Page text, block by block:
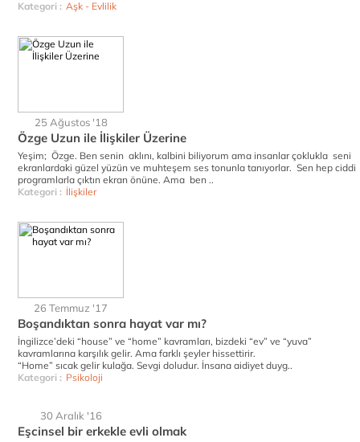
Kategori : Aşk - Evlilik
25 Ağustos '18
Özge Uzun ile İlişkiler Üzerine
Yeşim; Özge. Ben senin aklını, kalbini biliyorum ama insanlar çoklukla seni
ekranlardaki güzel yüzün ve muhteşem ses tonunla tanıyorlar. Sen hep ciddi
programlarla çıktın ekran önüne. Ama ben ..
Kategori : İlişkiler
26 Temmuz '17
Boşandıktan sonra hayat var mı?
İngilizce’deki “house” ve “home” kavramları, bizdeki “ev” ve “yuva”
kavramlarına karşılık gelir. Ama farklı şeyler hissettirir.
“Home” sıcak gelir kulağa. Sevgi doludur. İnsana aidiyet duyg..
Kategori : Psikoloji
30 Aralık '16
Eşcinsel bir erkekle evli olmak